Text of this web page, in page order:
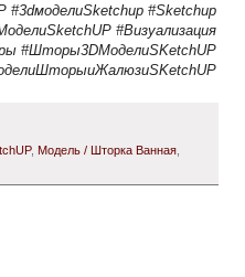
#Sketchup
#Визуализация
#Шторы3DМоделиSKetchUP
, Модель / Шторка Ванная